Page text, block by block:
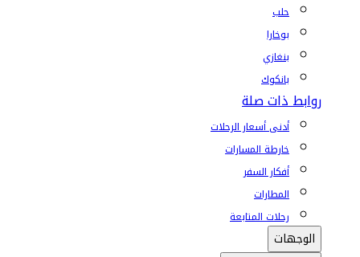
حلب
بوخارا
بنغازي
بانكوك
روابط ذات صلة
أدنى أسعار الرحلات
خارطة المسارات
أفكار السفر
المطارات
رحلات المتابعة
الوجهات